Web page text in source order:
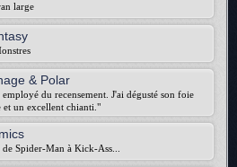
large
& Polar
du recensement. J'ai dégusté son foie
et un excellent chianti."
Spider-Man à Kick-Ass...